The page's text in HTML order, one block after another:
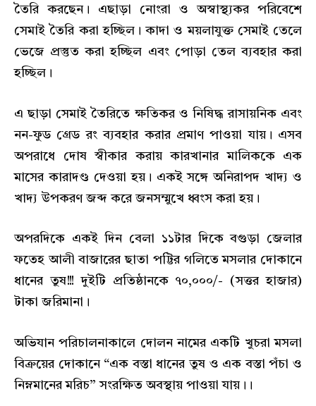
তৈরি করছেন। এছাড়া নোংরা ও অস্বাস্থ্যকর পরিবেশে
সেমাই তৈরি করা হচ্ছিল। কাদা ও ময়লাযুক্ত সেমাই তেলে
ভেজে প্রস্তুত করা হচ্ছিল এবং পোড়া তেল ব্যবহার করা
হচ্ছিল।
এ ছাড়া সেমাই তৈরিতে ক্ষতিকর ও নিষিদ্ধ রাসায়নিক এবং
নন-ফুড গ্রেড রং ব্যবহার করার প্রমাণ পাওয়া যায়। এসব
অপরাধে দোষ স্বীকার করায় কারখানার মালিককে এক
মাসের কারাদণ্ড দেওয়া হয়। একই সঙ্গে অনিরাপদ খাদ্য ও
খাদ্য উপকরণ জব্দ করে জনসম্মুখে ধ্বংস করা হয়।
অপরদিকে একই দিন বেলা ১১টার দিকে বগুড়া জেলার
ফতেহ আলী বাজারের ছাতা পট্টির গলিতে মসলার দোকানে
ধানের তুষ!!! দুইটি প্রতিষ্ঠানকে ৭০,০০০/- (সত্তর হাজার)
টাকা জরিমানা।
অভিযান পরিচালনাকালে দোলন নামের একটি খুচরা মসলা
বিক্রয়ের দোকানে “এক বস্তা ধানের তুষ ও এক বস্তা পঁচা ও
নিম্নমানের মরিচ” সংরক্ষিত অবস্থায় পাওয়া যায়।।